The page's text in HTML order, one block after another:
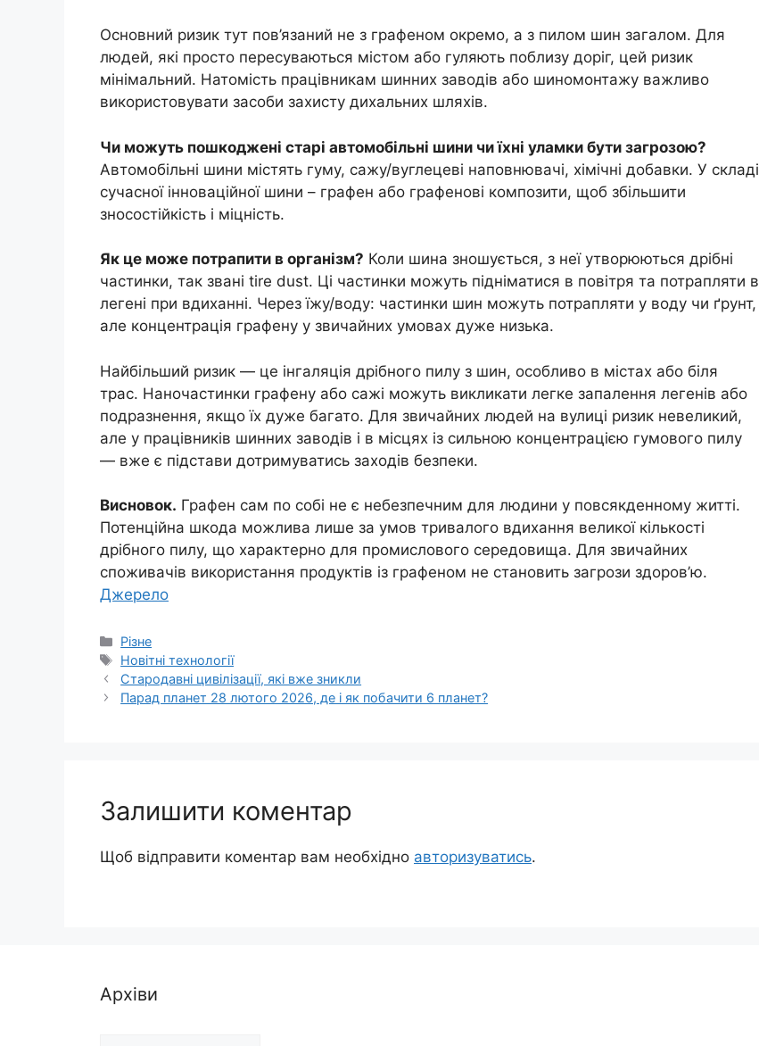
Основний ризик тут пов’язаний не з графеном окремо, а з пилом шин загалом. Для
людей, які просто пересуваються містом або гуляють поблизу доріг, цей ризик
мінімальний. Натомість працівникам шинних заводів або шиномонтажу важливо
використовувати засоби захисту дихальних шляхів.
Чи можуть пошкоджені старі автомобільні шини чи їхні уламки бути загрозою?
Автомобільні шини містять гуму, сажу/вуглецеві наповнювачі, хімічні добавки. У складі
сучасної інноваційної шини – графен або графенові композити, щоб збільшити
зносостійкість і міцність.
Як це може потрапити в організм? Коли шина зношується, з неї утворюються дрібні
частинки, так звані tire dust. Ці частинки можуть підніматися в повітря та потрапляти в
легені при вдиханні. Через їжу/воду: частинки шин можуть потрапляти у воду чи ґрунт,
але концентрація графену у звичайних умовах дуже низька.
Найбільший ризик — це інгаляція дрібного пилу з шин, особливо в містах або біля
трас. Наночастинки графену або сажі можуть викликати легке запалення легенів або
подразнення, якщо їх дуже багато. Для звичайних людей на вулиці ризик невеликий,
але у працівників шинних заводів і в місцях із сильною концентрацією гумового пилу
— вже є підстави дотримуватись заходів безпеки.
Висновок. Графен сам по собі не є небезпечним для людини у повсякденному житті.
Потенційна шкода можлива лише за умов тривалого вдихання великої кількості
дрібного пилу, що характерно для промислового середовища. Для звичайних
споживачів використання продуктів із графеном не становить загрози здоров’ю.
Джерело
Категорії
Різне
Позначки
Новітні технології
Стародавні цивілізації, які вже зникли
Парад планет 28 лютого 2026, де і як побачити 6 планет?
Залишити коментар
Щоб відправити коментар вам необхідно авторизуватись.
Архіви